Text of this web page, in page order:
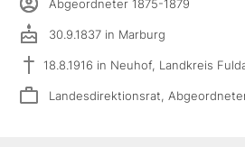
Abgeordneter 1875-1879
30.9.1837 in Marburg
18.8.1916 in Neuhof, Landkreis
Landesdirektionsrat,